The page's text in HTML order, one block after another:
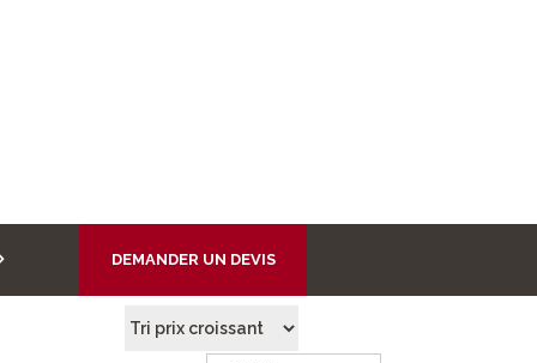
DEMANDER UN DEVIS